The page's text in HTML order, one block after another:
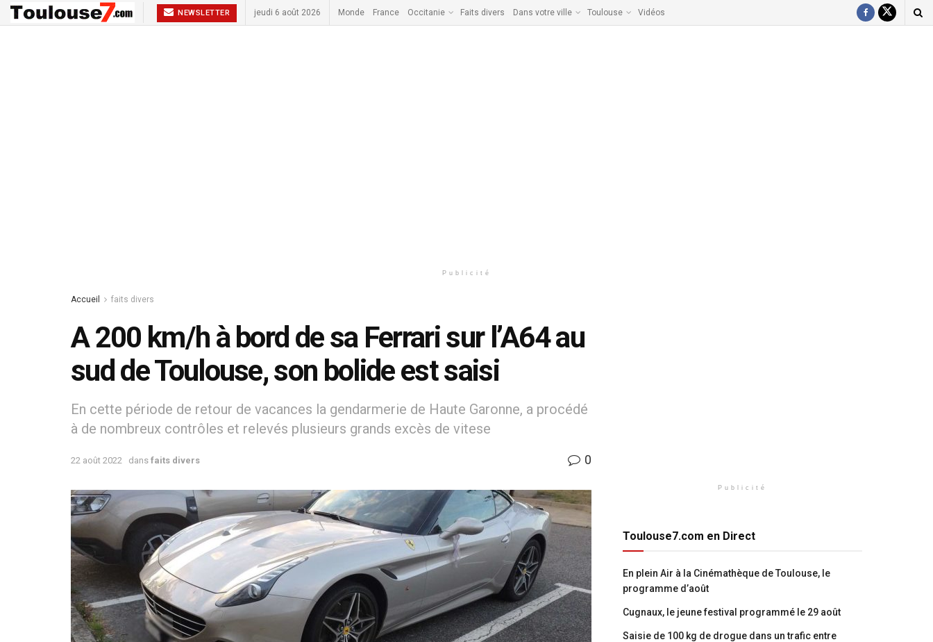
NEWSLETTER jeudi 6 août 2026 Monde France Occitanie Faits divers Dans votre ville Toulouse Vidéos
Publicité
Accueil faits divers
A 200 km/h à bord de sa Ferrari sur l’A64 au
sud de Toulouse, son bolide est saisi
En cette période de retour de vacances la gendarmerie de Haute Garonne, a procédé
à de nombreux contrôles et relevés plusieurs grands excès de vitese
22 août 2022 dans faits divers 0
Publicité
Toulouse7.com en Direct
En plein Air à la Cinémathèque de Toulouse, le
programme d’août
Cugnaux, le jeune festival programmé le 29 août
Saisie de 100 kg de drogue dans un trafic entre